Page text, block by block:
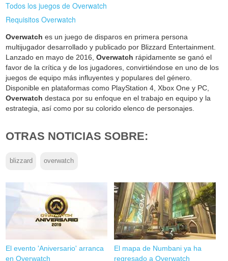
Todos los juegos de Overwatch
Requisitos Overwatch
Overwatch es un juego de disparos en primera persona
multijugador desarrollado y publicado por Blizzard Entertainment.
Lanzado en mayo de 2016,Overwatch rápidamente se ganó el
favor de la crítica y de los jugadores, convirtiéndose en uno de los
juegos de equipo más influyentes y populares del género.
Disponible en plataformas como PlayStation 4, Xbox One y PC,
Overwatch destaca por su enfoque en el trabajo en equipo y la
estrategia, así como por su colorido elenco de personajes.
OTRAS NOTICIAS SOBRE:
blizzard overwatch
El evento 'Aniversario' arranca
en Overwatch
El mapa de Numbani ya ha
regresado a Overwatch